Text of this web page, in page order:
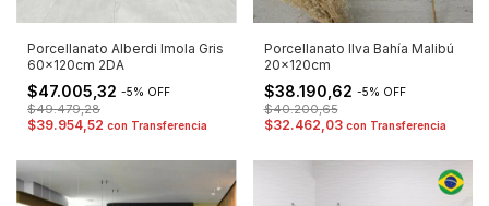
Porcellanato Alberdi Imola Gris
60x120cm 2DA
$47.005,32 -5% OFF
$49.479,28
$39.954,52 con Transferencia
Porcellanato Ilva Bahía Malibú
20x120cm
$38.190,62 -5% OFF
$40.200,65
$32.462,03 con Transferencia